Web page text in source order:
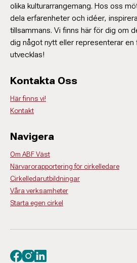
olika kulturarrangemang. Hos oss
dela erfarenheter och idéer,
tillsammans. Vi finns här för dig om
dig något nytt eller representerar en
utvecklas!
Kontakta Oss
Här finns vi!
Kontakt
Navigera
Om ABF Väst
Närvarorapportering för cirkelledare
Cirkelledarutbildningar
Våra verksamheter
Starta egen cirkel
Besök oss på facebook
Besök oss på instagram
Besök oss på linkedin